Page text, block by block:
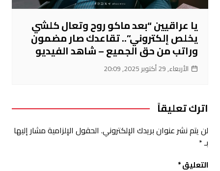
يا عراقيين “بعد ماكو روح وتعال كلشي
يخلص إلكتروني”.. تقاعدك صار مضمون
وراتب من حق الجميع – شاهد الفيديو
الأربعاء, 29 أكتوبر 2025, 20:09
اترك تعليقاً
لن يتم نشر عنوان بريدك الإلكتروني. الحقول الإلزامية مشار إليها
بـ*
التعليق*